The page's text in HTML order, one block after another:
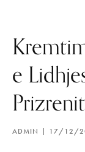
e
ADMIN 17/12/